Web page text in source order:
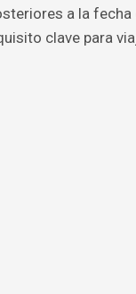
a la
clave para